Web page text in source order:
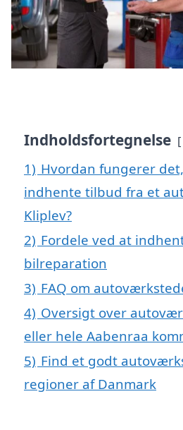
Indholdsfortegnelse
1) Hvordan fungerer
indhente tilbud fra et
Kliplev?
2) Fordele ved at
bilreparation
3) FAQ om
4) Oversigt over
eller hele Aabenraa
5) Find et godt
regioner af Danmark